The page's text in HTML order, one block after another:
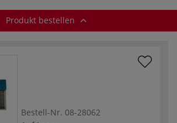
Produkt bestellen
Bestell-Nr. 08-28062